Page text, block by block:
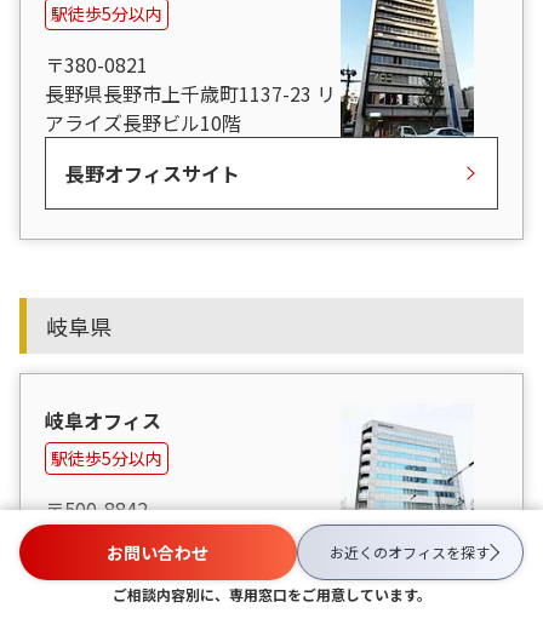
駅徒歩5分以内
〒380-0821
長野県長野市上千歳町1137-23 リ
アライズ長野ビル10階
長野オフィスサイト
岐阜県
岐阜オフィス
駅徒歩5分以内
〒500-8842
岐阜県岐阜市金町8丁目1 フロン
ティア丸杉ビル 4階
お問い合わせ お近くのオフィスを探す
ご相談内容別に、専用窓口をご用意しています。